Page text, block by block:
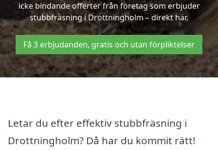
icke bindande offerter från företag som erbjuder
stubbfräsning i Drottningholm – direkt här.
Få 3 erbjudanden, gratis och utan förpliktelser
Letar du efter effektiv stubbfräsning i
Drottningholm? Då har du kommit rätt!